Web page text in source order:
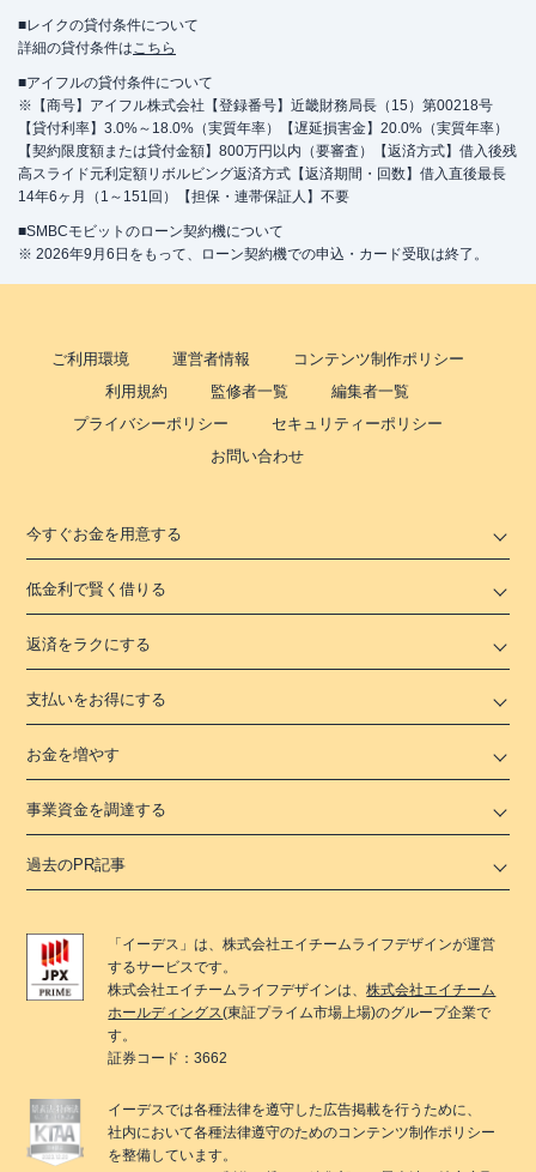
■レイクの貸付条件について
詳細の貸付条件はこちら
■アイフルの貸付条件について
※【商号】アイフル株式会社【登録番号】近畿財務局長（15）第00218号
【貸付利率】3.0%～18.0%（実質年率）【遅延損害金】20.0%（実質年率）
【契約限度額または貸付金額】800万円以内（要審査）【返済方式】借入後残
高スライド元利定額リボルビング返済方式【返済期間・回数】借入直後最長
14年6ヶ月（1～151回）【担保・連帯保証人】不要
■SMBCモビットのローン契約機について
※ 2026年9月6日をもって、ローン契約機での申込・カード受取は終了。
ご利用環境 運営者情報
コンテンツ制作ポリシー
利用規約
監修者一覧
編集者一覧
プライバシーポリシー
セキュリティーポリシー
お問い合わせ
今すぐお金を用意する
低金利で賢く借りる
返済をラクにする
支払いをお得にする
お金を増やす
事業資金を調達する
過去のPR記事
「 イーデス 」は、株式会社エイチームライフデザインが運営
するサービスです。
株式会社エイチームライフデザインは、株式会社エイチーム
ホールディングス(東証プライム市場上場)のグループ企業で
す。
証券コード：3662
イーデスでは各種法律を遵守した広告掲載を行うために、
社内において各種法律遵守のためのコンテンツ制作ポリシー
を整備しています。